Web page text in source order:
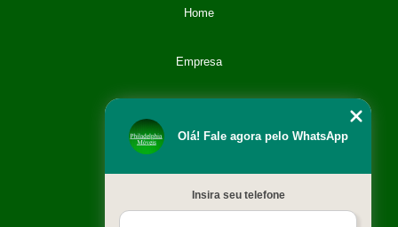
Home
Empresa
Catálogo
Olá! Fale agora pelo WhatsApp
Insira seu telefone